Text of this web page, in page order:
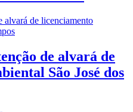
de alvará de
São José dos